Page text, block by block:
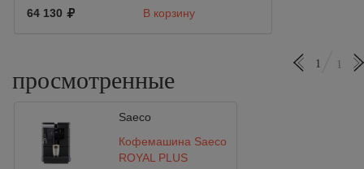
64 130
В корзину
просмотренные
1 1
Saeco
Кофемашина Saeco
ROYAL PLUS